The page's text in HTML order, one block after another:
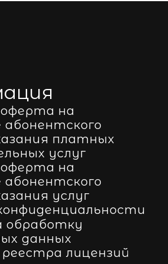
на
абонентского
платных
услуг
на
абонентского
услуг
обработку
данных
лицензий